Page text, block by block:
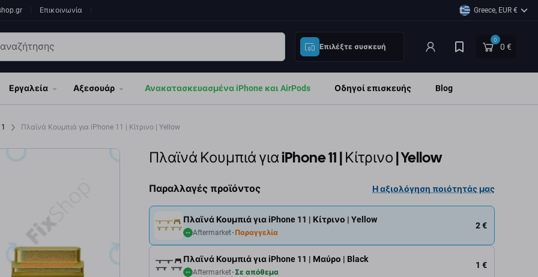
Επικοινωνία Greece, EUR €
Επιλέξτε συσκευή
0
0 €
Εργαλεία Αξεσουάρ Ανακατασκευασμένα iPhone και AirPods Οδηγοί επισκευής Blog
Πλαϊνά Κουμπιά για iPhone 11 | Κίτρινο | Yellow
Πλαϊνά Κουμπιά για iPhone 11 | Κίτρινο | Yellow
Παραλλαγές προϊόντος Η αξιολόγηση ποιότητάς μας
Πλαϊνά Κουμπιά για iPhone 11 | Κίτρινο | Yellow
Aftermarket Παραγγελία
2 €
Πλαϊνά Κουμπιά για iPhone 11 | Μαύρο | Black
Aftermarket Σε απόθεμα
1 €